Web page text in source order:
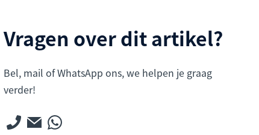
Vragen over dit artikel?
Bel, mail of WhatsApp ons, we helpen je graag
verder!